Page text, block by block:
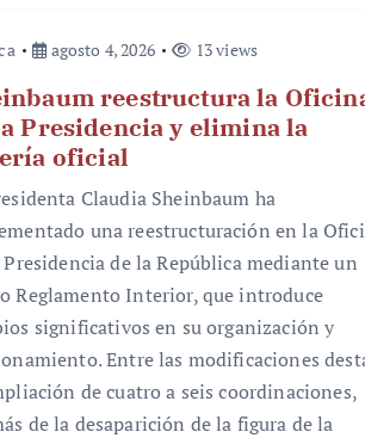
agosto 4, 2026 13 views
reestructura la
Presidencia y elimina la
oficial
Claudia Sheinbaum ha
una reestructuración en la
Presidencia de la República mediante un
Reglamento Interior, que introduce
significativos en su organización y
Entre las modificaciones
de cuatro a seis coordinaciones,
de la desaparición de la figura de la